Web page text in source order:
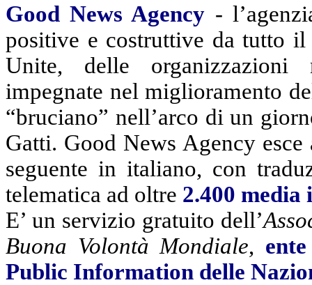
Good News Agency -
positive e costruttive da tutto
Unite, delle organizzazioni
impegnate nel miglioramento
“bruciano” nell’arco di un
Gatti. Good News Agency
seguente in italiano, con
telematica ad oltre 2.400 media
E’ un servizio gratuito dell’
Buona Volontà Mondiale,
Public Information delle